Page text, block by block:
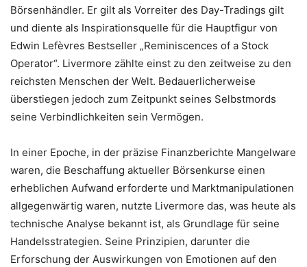
Börsenhändler. Er gilt als Vorreiter des Day-Tradings gilt
und diente als Inspirationsquelle für die Hauptfigur von
Edwin Lefèvres Bestseller „Reminiscences of a Stock
Operator“. Livermore zählte einst zu den zeitweise zu den
reichsten Menschen der Welt. Bedauerlicherweise
überstiegen jedoch zum Zeitpunkt seines Selbstmords
seine Verbindlichkeiten sein Vermögen.
In einer Epoche, in der präzise Finanzberichte Mangelware
waren, die Beschaffung aktueller Börsenkurse einen
erheblichen Aufwand erforderte und Marktmanipulationen
allgegenwärtig waren, nutzte Livermore das, was heute als
technische Analyse bekannt ist, als Grundlage für seine
Handelsstrategien. Seine Prinzipien, darunter die
Erforschung der Auswirkungen von Emotionen auf den